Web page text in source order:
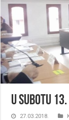
U subotu
27.03.2018.